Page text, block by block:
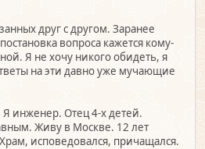
друг с другом. Заранее
вопроса кажется кому-
Я не хочу никого обидеть, я
на эти давно уже мучающие
инженер. Отец 4-х детей.
Живу в Москве. 12 лет
исповедовался, причащался.